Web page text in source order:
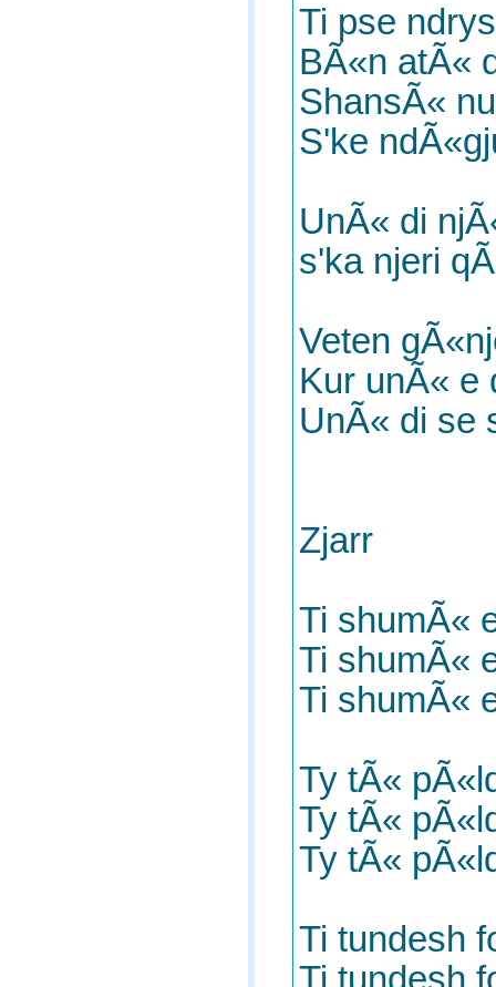
Ti pse
BÃ«n atÃ«
ShansÃ«
S'ke
UnÃ« di
s'ka njeri
Veten
Kur unÃ« e
UnÃ« di se
Zjarr
Ti shumÃ«
Ti shumÃ«
Ti shumÃ«
Ty tÃ«
Ty tÃ«
Ty tÃ«
Ti tundesh
Ti tundesh